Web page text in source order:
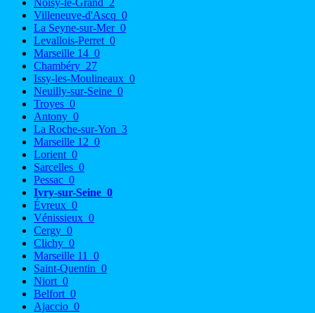
Villeneuve-d'Ascq 0
La Seyne-sur-Mer 0
Levallois-Perret 0
Marseille 14 0
Chambéry 27
Issy-les-Moulineaux 0
Neuilly-sur-Seine 0
Troyes 0
Antony 0
La Roche-sur-Yon 3
Marseille 12 0
Lorient 0
Sarcelles 0
Pessac 0
Ivry-sur-Seine 0
Évreux 0
Vénissieux 0
Cergy 0
Clichy 0
Marseille 11
0
Saint-Quentin 0
Niort 0
Belfort 0
Ajaccio 0